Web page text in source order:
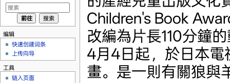
Children's Book
改編為片長110分鐘
4月4日起，於日本電
畫。是一則有關狼與
编辑
快速创建词条
上传向导
工具
链入页面